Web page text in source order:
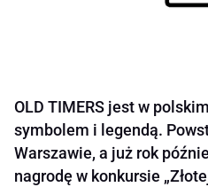
OLD TIMERS jest w
symbolem i legendą.
Warszawie, a już rok
nagrodę w konkursie